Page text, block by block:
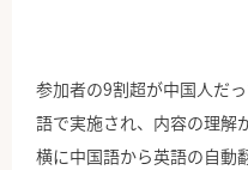
参加者の9割超が中国人だ
語で実施され、内容の理解
横に中国語から英語の自動